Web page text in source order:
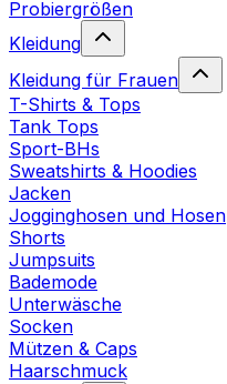
Probiergrößen
Kleidung
Kleidung für Frauen
T-Shirts & Tops
Tank Tops
Sport-BHs
Sweatshirts & Hoodies
Jacken
Jogginghosen und Hosen
Shorts
Jumpsuits
Bademode
Unterwäsche
Socken
Mützen & Caps
Haarschmuck